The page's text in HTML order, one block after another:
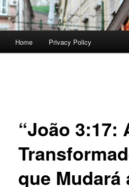
Home Privacy Policy
“João 3:17:
que Mudará